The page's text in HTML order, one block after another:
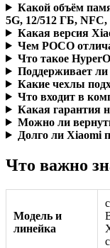
Какой объём
5G, 12/512 ГБ,
Какая версия
Чем POCO
Что такое
Поддерживает
Какие чехлы
Что входит в
Какая гарантия
Можно ли
Долго ли Xiaomi
Что важно
Модель и
линейка